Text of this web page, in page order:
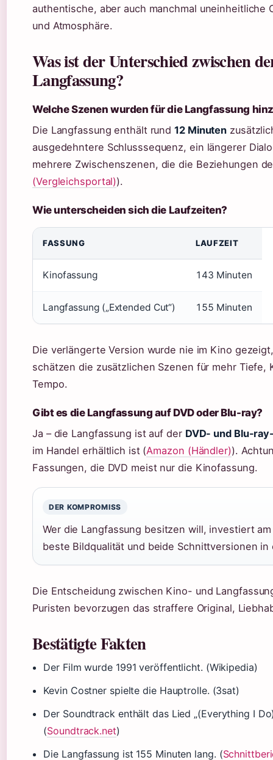
authentische, aber auch manchmal uneinheitliche
und Atmosphäre.
Was ist der Unterschied zwischen
Langfassung?
Welche Szenen wurden für die Langfassung
Die Langfassung enthält rund12 Minuten
ausgedehntere Schlusssequenz, ein längerer
mehrere Zwischenszenen, die die Beziehungen
(Vergleichsportal)).
Wie unterscheiden sich die Laufzeiten?
FASSUNG LAUFZEIT
Kinofassung 143 Minuten
Langfassung („Extended Cut“) 155 Minuten
Die verlängerte Version wurde nie im Kino
schätzen die zusätzlichen Szenen für mehr Tiefe,
Tempo.
Gibt es die Langfassung auf DVD oder Blu-ray?
Ja – die Langfassung ist auf der DVD- und Blu-
im Handel erhältlich ist (Amazon (Händler)).
Fassungen, die DVD meist nur die Kinofassung.
DER KOMPROMISS
Wer die Langfassung besitzen will, investiert
beste Bildqualität und beide Schnittversionen in
Die Entscheidung zwischen Kino- und
Puristen bevorzugen das straffere Original,
Bestätigte Fakten
Der Film wurde 1991 veröffentlicht. (Wikipedia)
Kevin Costner spielte die Hauptrolle. (3sat)
Der Soundtrack enthält das Lied „(Everything I
(Soundtrack.net)
Die Langfassung ist 155 Minuten lang. (